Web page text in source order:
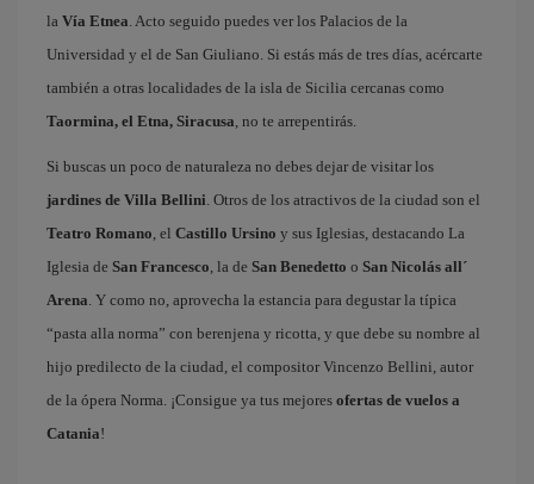
la Vía Etnea . Acto seguido puedes ver los Palacios de la
Universidad y el de San Giuliano. Si estás más de tres días, acércarte
también a otras localidades de la isla de Sicilia cercanas como
Taormina, el Etna, Siracusa , no te arrepentirás.
Si buscas un poco de naturaleza no debes dejar de visitar los
jardines de Villa Bellini . Otros de los atractivos de la ciudad son el
Teatro Romano , el Castillo Ursino y sus Iglesias, destacando La
Iglesia de San Francesco , la de San Benedetto o San Nicolás all´
Arena . Y como no, aprovecha la estancia para degustar la típica
“pasta alla norma” con berenjena y ricotta, y que debe su nombre al
hijo predilecto de la ciudad, el compositor Vincenzo Bellini, autor
de la ópera Norma. ¡Consigue ya tus mejores ofertas de vuelos a
Catania!